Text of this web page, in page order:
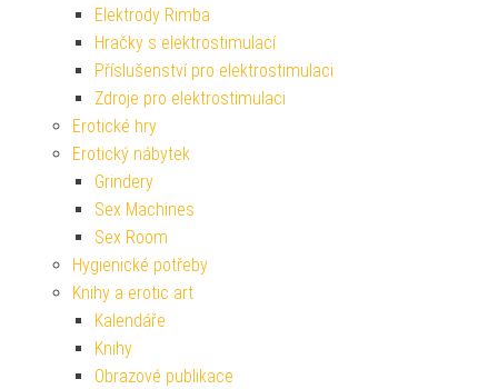
Elektrody Rimba
Hračky s elektrostimulací
Příslušenství pro elektrostimulaci
Zdroje pro elektrostimulaci
Erotické hry
Erotický nábytek
Grindery
Sex Machines
Sex Room
Hygienické potřeby
Knihy a erotic art
Kalendáře
Knihy
Obrazové publikace